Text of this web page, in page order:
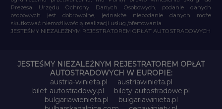
Prezesa Urzędu Ochrony Danych Osobowych, podanie danych
osobowych jest dobrowolne, jednakże niepodanie danych może
skutkować niemożliwością realizacji usług /ofertowania.
JESTEŚMY NIEZALEŻNYM REJESTRATOREM OPŁAT AUTOSTRADOWYCH
JESTEŚMY NIEZALEŻNYM REJESTRATOREM OPŁAT
AUTOSTRADOWYCH W EUROPIE:
austria-winieta.pl
austriawinieta.pl
bilet-autostradowy.pl
bilety-autostradowe.pl
bulgariawienieta.pl
bulgariawinieta.pl